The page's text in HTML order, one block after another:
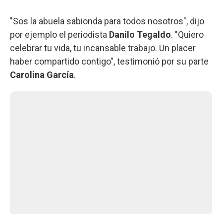
"Sos la abuela sabionda para todos nosotros", dijo
por ejemplo el periodista Danilo Tegaldo. "Quiero
celebrar tu vida, tu incansable trabajo. Un placer
haber compartido contigo", testimonió por su parte
Carolina García.